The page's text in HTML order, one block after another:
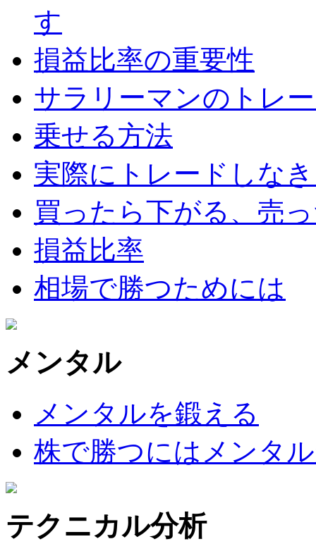
す
損益比率の重要性
サラリーマンのトレ
乗せる方法
実際にトレードしな
買ったら下がる、売
損益比率
相場で勝つためには
メンタル
メンタルを鍛える
株で勝つにはメンタ
テクニカル分析